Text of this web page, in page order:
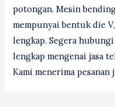
potongan. Mesin
mempunyai bentuk die
lengkap. Segera
lengkap mengenai jasa
Kami menerima pesanan